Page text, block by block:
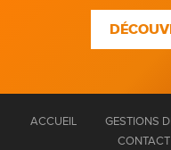
ACCUEIL GESTIONS
CONTACT